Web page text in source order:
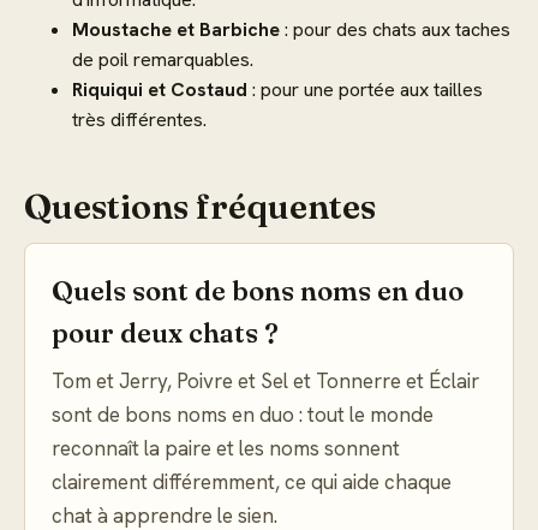
Moustache et Barbiche: pour des chats aux taches
de poil remarquables.
Riquiqui et Costaud : pour une portée aux tailles
très différentes.
Questions fréquentes
Quels sont de bons noms en duo
pour deux chats ?
Tom et Jerry, Poivre et Sel et Tonnerre et Éclair
sont de bons noms en duo : tout le monde
reconnaît la paire et les noms sonnent
clairement différemment, ce qui aide chaque
chat à apprendre le sien.